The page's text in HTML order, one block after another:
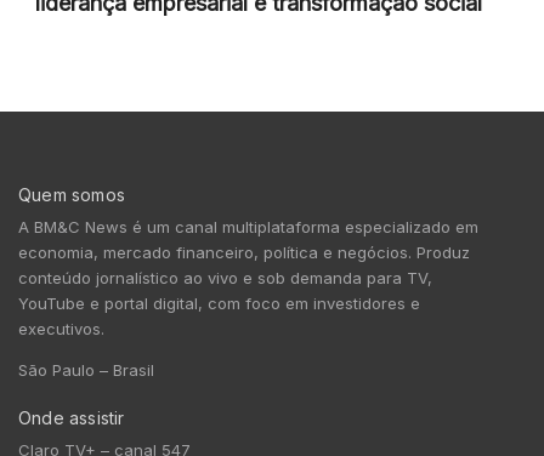
Quem somos
A BM&C News é um canal multiplataforma especializado em
economia, mercado financeiro, política e negócios. Produz
conteúdo jornalístico ao vivo e sob demanda para TV,
YouTube e portal digital, com foco em investidores e
executivos.
São Paulo – Brasil
Onde assistir
Claro TV+ – canal 547